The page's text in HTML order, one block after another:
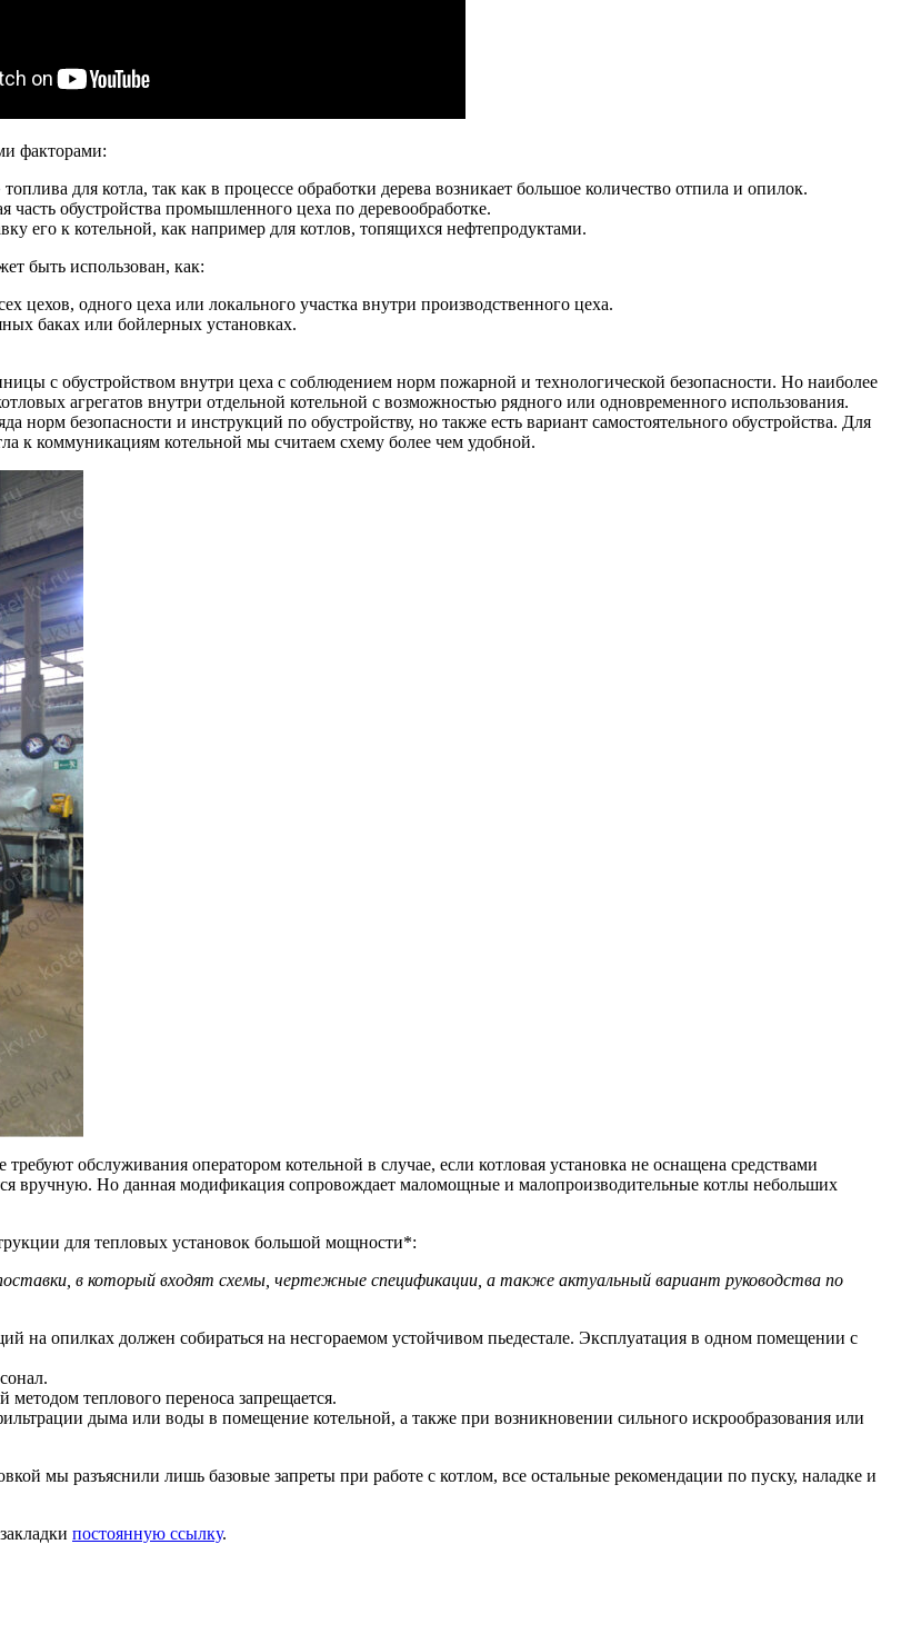
факторами:
для котла, так как в процессе обработки дерева возникает большое количество отпила и опилок.
обустройства промышленного цеха по деревообработке.
его к котельной, как например для котлов, топящихся нефтепродуктами.
быть использован, как:
цехов, одного цеха или локального участка внутри производственного цеха.
баках или бойлерных установках.
с обустройством внутри цеха с соблюдением норм пожарной и технологической безопасности. Но наиболее
агрегатов внутри отдельной котельной с возможностью рядного или одновременного использования.
безопасности и инструкций по обустройству, но также есть вариант самостоятельного обустройства. Для
к коммуникациям котельной мы считаем схему более чем удобной.
обслуживания оператором котельной в случае, если котловая установка не оснащена средствами
вручную. Но данная модификация сопровождает маломощные и малопроизводительные котлы небольших
для тепловых установок большой мощности*:
в который входят схемы, чертежные спецификации, а также актуальный вариант руководства по
на опилках должен собираться на несгораемом устойчивом пьедестале. Эксплуатация в одном помещении с
теплового переноса запрещается.
дыма или воды в помещение котельной, а также при возникновении сильного искрообразования или
мы разъяснили лишь базовые запреты при работе с котлом, все остальные рекомендации по пуску, наладке и
постоянную ссылку.